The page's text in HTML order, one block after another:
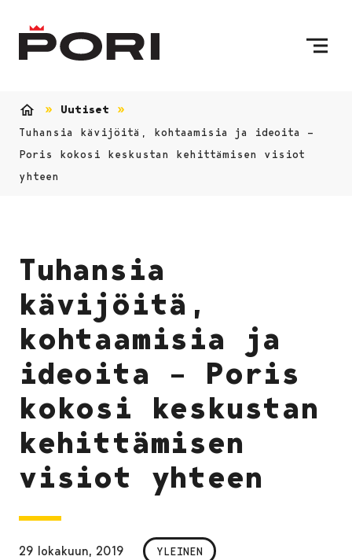
Uutiset
Tuhansia kävijöitä, kohtaamisia ja ideoita –
Poris kokosi keskustan kehittämisen visiot
yhteen
Tuhansia
kävijöitä,
kohtaamisia ja
ideoita – Poris
kokosi keskustan
kehittämisen
visiot yhteen
29 lokakuun, 2019 YLEINEN